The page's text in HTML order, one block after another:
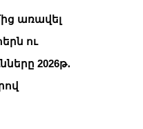
առավել
ու
2026թ․